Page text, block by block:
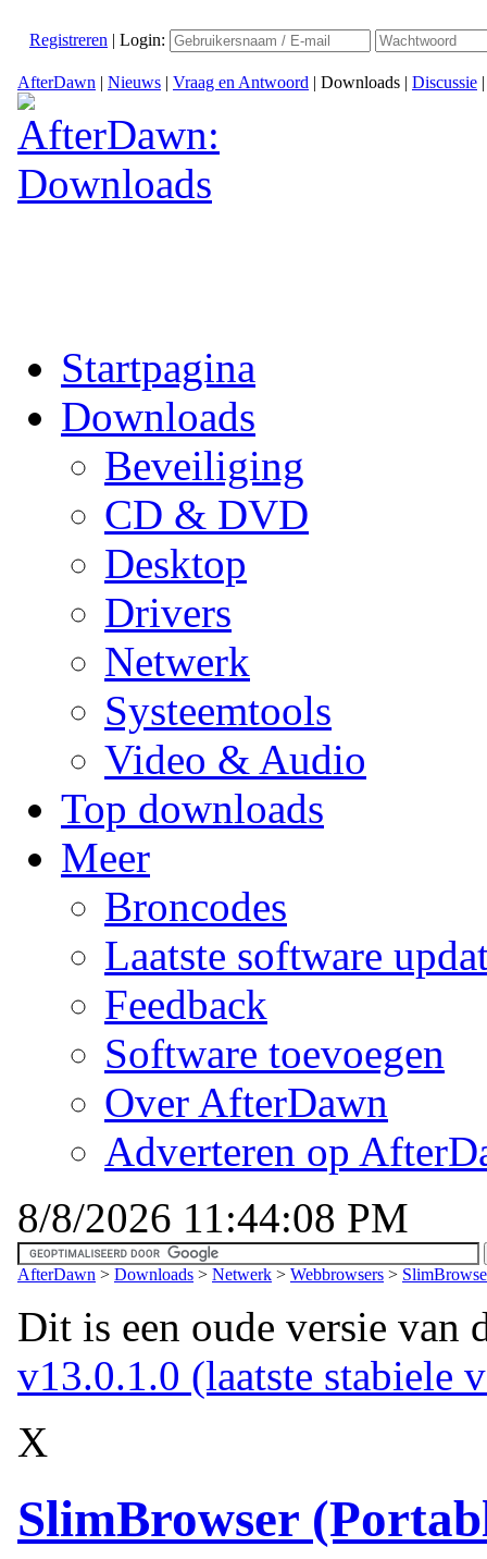
Registreren | Login:
AfterDawn | Nieuws | Vraag en Antwoord | Downloads | Discussie
Startpagina
Downloads
Beveiliging
CD & DVD
Desktop
Drivers
Netwerk
Systeemtools
Video & Audio
Top downloads
Meer
Broncodes
Laatste software
Feedback
Software toevoegen
Over AfterDawn
Adverteren op
8/8/2026 11:44:08 PM
AfterDawn > Downloads > Netwerk > Webbrowsers >
Dit is een oude versie van
v13.0.1.0 (laatste stabiele
X
SlimBrowser